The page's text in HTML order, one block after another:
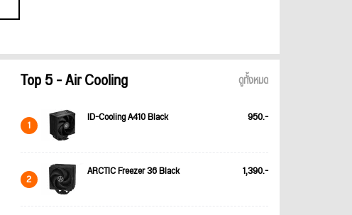
Top 5 - Air Cooling ดูทั้งหมด
1 ID-Cooling A410 Black 950.-
2 ARCTIC Freezer 36 Black 1,390.-